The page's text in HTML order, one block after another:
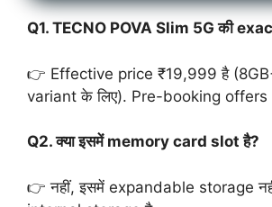
Q1. TECNO POVA Slim 5G की
👉 Effective price ₹19,999 है
variant के लिए). Pre-booking offers
Q2. क्या इसमें memory card slot है?
👉 नहीं, इसमें expandable storage